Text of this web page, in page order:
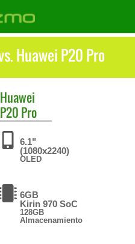
Huawei P20 Pro
Huawei
P20 Pro
6.1"
(1080x2240)
OLED
6GB
Kirin 970 SoC
128GB
Almacenamiento